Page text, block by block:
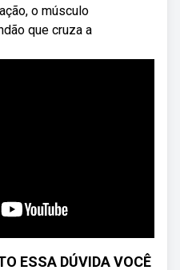
o músculo
que cruza a
ESSA DÚVIDA VOCÊ